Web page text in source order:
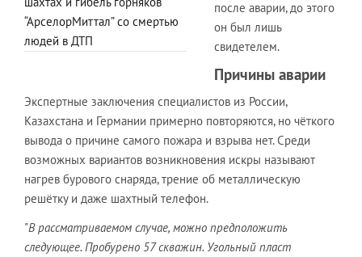
“АрселорМиттал” со смертью
людей в ДТП
после аварии, до этого
он был лишь
свидетелем.
Причины аварии
Экспертные заключения специалистов из России,
Казахстана и Германии примерно повторяются, но чёткого
вывода о причине самого пожара и взрыва нет. Среди
возможных вариантов возникновения искры называют
нагрев бурового снаряда, трение об металлическую
решётку и даже шахтный телефон.
"В рассматриваемом случае, можно предположить
следующее. Пробурено 57 скважин. Угольный пласт